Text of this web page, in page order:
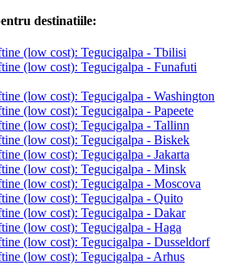
destinatiile:
(low cost): Tegucigalpa - Tbilisi
(low cost): Tegucigalpa - Funafuti
(low cost): Tegucigalpa - Washington
(low cost): Tegucigalpa - Papeete
(low cost): Tegucigalpa - Tallinn
(low cost): Tegucigalpa - Biskek
(low cost): Tegucigalpa - Jakarta
(low cost): Tegucigalpa - Minsk
(low cost): Tegucigalpa - Moscova
(low cost): Tegucigalpa - Quito
(low cost): Tegucigalpa - Dakar
(low cost): Tegucigalpa - Haga
(low cost): Tegucigalpa - Dusseldorf
(low cost): Tegucigalpa - Arhus